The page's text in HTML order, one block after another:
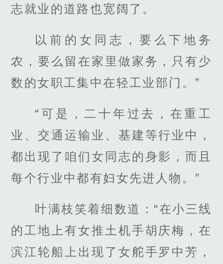
志就业的道路也宽阔了。
以前的女同志，要么下地务
农，要么留在家里做家务，只有少
数的女职工集中在轻工业部门。”
“可是，二十年过去，在重工
业、交通运输业、基建等行业中，
都出现了咱们女同志的身影，而且
每个行业中都有妇女先进人物。”
叶满枝笑着细数道：“在小三线
的工地上有女推土机手胡庆梅，在
滨江轮船上出现了女舵手罗中芳，